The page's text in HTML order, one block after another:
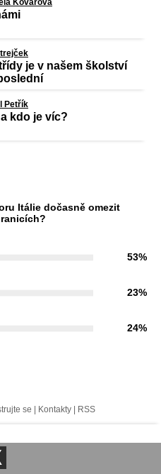
je v našem školství
Petřík
kdo je víc?
Itálie dočasně omezit
53%
23%
24%
se | Kontakty | RSS